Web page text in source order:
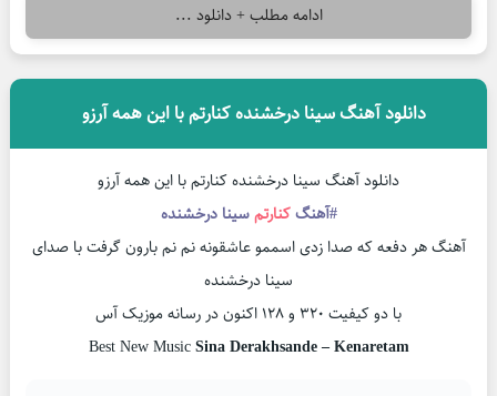
ادامه مطلب + دانلود ...
دانلود آهنگ سینا درخشنده کنارتم با این همه آرزو
دانلود آهنگ سینا درخشنده کنارتم با این همه آرزو
#آهنگکنارتمسینا درخشنده
آهنگ هر دفعه که صدا زدی اسممو عاشقونه نم نم بارون گرفت با صدای
سینا درخشنده
با دو کیفیت ۳۲۰ و ۱۲۸ اکنون در رسانه موزیک آس
Best New MusicSina Derakhsande – Kenaretam